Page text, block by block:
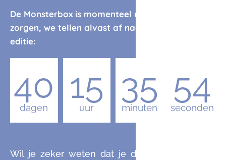
De Monsterbox is momenteel uitverkocht. Geen
zorgen, we tellen alvast af naar de volgende
editie:
40
dagen
15
uur
35
minuten
53
seconden
Wil je zeker weten dat je de komende editie